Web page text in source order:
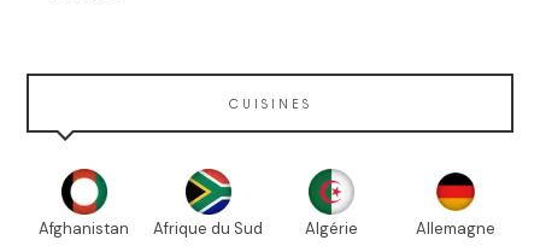
CUISINES
Afghanistan Afrique du Sud Algérie Allemagne